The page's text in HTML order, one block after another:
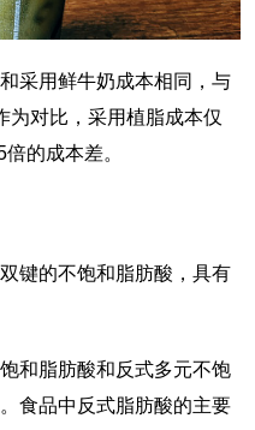
采用鲜牛奶成本相同，与
为对比，采用植脂成本仅
的成本差。
键的不饱和脂肪酸，具有
和脂肪酸和反式多元不饱
食品中反式脂肪酸的主要